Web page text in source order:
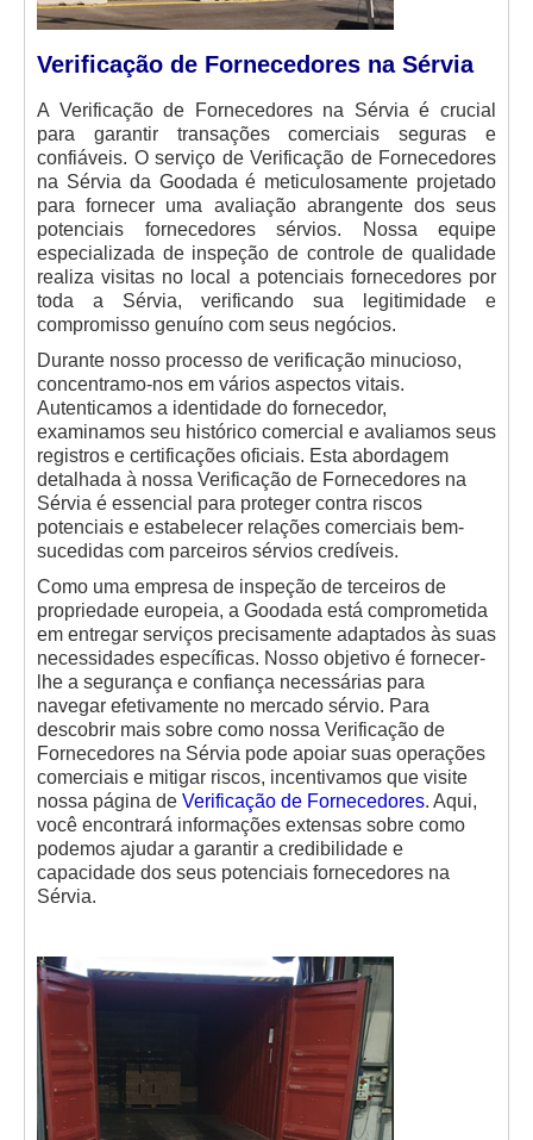
Verificação de Fornecedores na Sérvia
A Verificação de Fornecedores na Sérvia é crucial
para garantir transações comerciais seguras e
confiáveis. O serviço de Verificação de Fornecedores
na Sérvia da Goodada é meticulosamente projetado
para fornecer uma avaliação abrangente dos seus
potenciais fornecedores sérvios. Nossa equipe
especializada de inspeção de controle de qualidade
realiza visitas no local a potenciais fornecedores por
toda a Sérvia, verificando sua legitimidade e
compromisso genuíno com seus negócios.
Durante nosso processo de verificação minucioso,
concentramo-nos em vários aspectos vitais.
Autenticamos a identidade do fornecedor,
examinamos seu histórico comercial e avaliamos seus
registros e certificações oficiais. Esta abordagem
detalhada à nossa Verificação de Fornecedores na
Sérvia é essencial para proteger contra riscos
potenciais e estabelecer relações comerciais bem-
sucedidas com parceiros sérvios credíveis.
Como uma empresa de inspeção de terceiros de
propriedade europeia, a Goodada está comprometida
em entregar serviços precisamente adaptados às suas
necessidades específicas. Nosso objetivo é fornecer-
lhe a segurança e confiança necessárias para
navegar efetivamente no mercado sérvio. Para
descobrir mais sobre como nossa Verificação de
Fornecedores na Sérvia pode apoiar suas operações
comerciais e mitigar riscos, incentivamos que visite
nossa página de Verificação de Fornecedores. Aqui,
você encontrará informações extensas sobre como
podemos ajudar a garantir a credibilidade e
capacidade dos seus potenciais fornecedores na
Sérvia.